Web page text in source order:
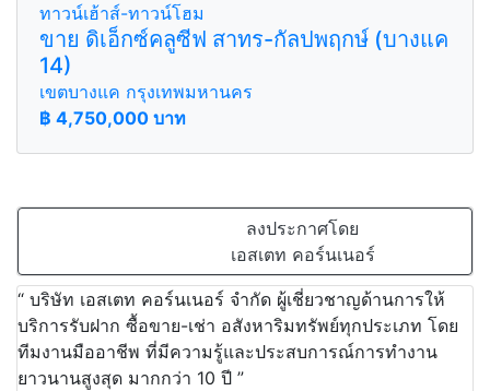
ทาวน์เฮ้าส์-ทาวน์โฮม
ขาย ดิเอ็กซ์คลูซีฟ สาทร-กัลปพฤกษ์ (บางแค
14)
เขตบางแค กรุงเทพมหานคร
฿ 4,750,000 บาท
ลงประกาศโดย
เอสเตท คอร์นเนอร์
“ บริษัท เอสเตท คอร์นเนอร์ จำกัด ผู้เชี่ยวชาญด้านการให้
บริการรับฝาก ซื้อขาย-เช่า อสังหาริมทรัพย์ทุกประเภท โดย
ทีมงานมืออาชีพ ที่มีความรู้และประสบการณ์การทำงาน
ยาวนานสูงสุด มากกว่า 10 ปี ”